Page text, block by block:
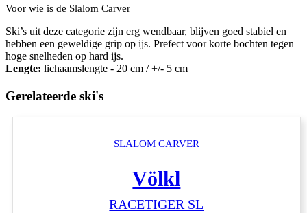
Voor wie is de Slalom Carver
Ski’s uit deze categorie zijn erg wendbaar, blijven goed stabiel en
hebben een geweldige grip op ijs. Prefect voor korte bochten tegen
hoge snelheden op hard ijs.
Lengte: lichaamslengte - 20 cm / +/- 5 cm
Gerelateerde ski's
SLALOM CARVER
Völkl
RACETIGER SL